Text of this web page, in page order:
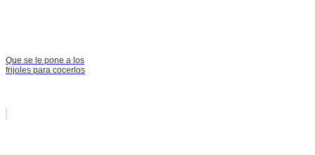
Que se le pone a los
frijoles para cocerlos